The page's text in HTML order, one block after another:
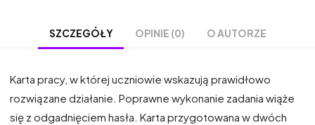
SZCZEGÓŁY OPINIE (0) O AUTORZE
Karta pracy, w której uczniowie wskazują prawidłowo
rozwiązane działanie. Poprawne wykonanie zadania wiąże
się z odgadnięciem hasła. Karta przygotowana w dwóch